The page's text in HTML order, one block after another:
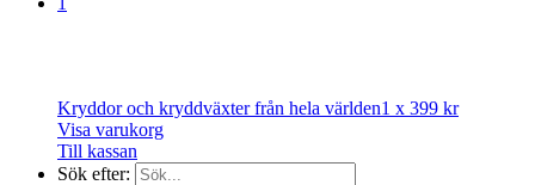
Kryddor och kryddväxter från hela världen1 x 399 kr
Visa varukorg
Till kassan
Sök efter: